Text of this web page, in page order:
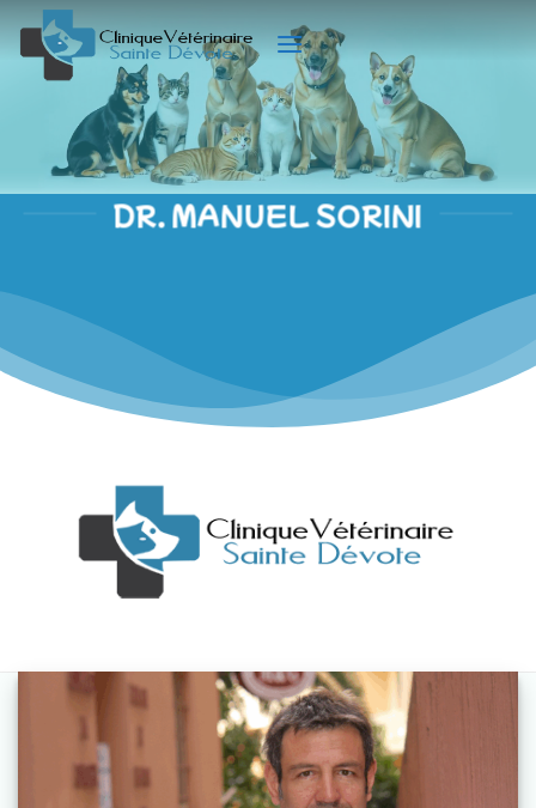
Passer
contenu
DR. MANUEL SORINI